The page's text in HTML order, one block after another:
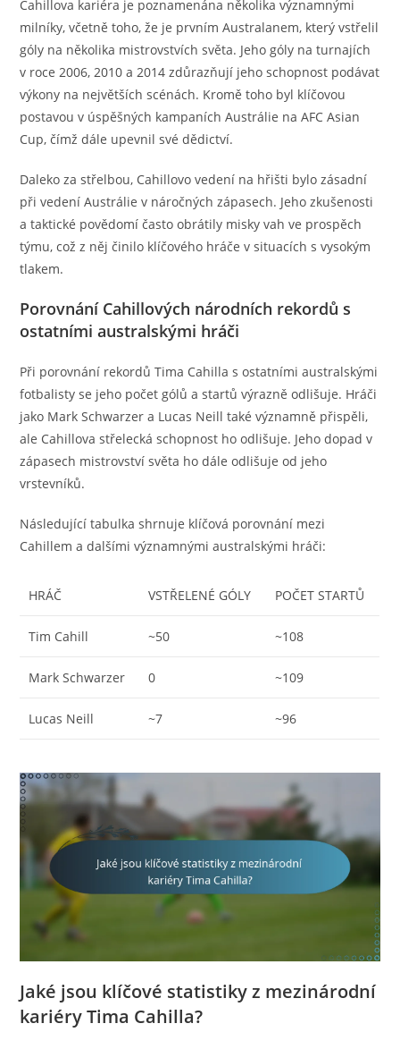
Cahillova kariéra je poznamenána několika významnými
milníky, včetně toho, že je prvním Australanem, který vstřelil
góly na několika mistrovstvích světa. Jeho góly na turnajích
v roce 2006, 2010 a 2014 zdůrazňují jeho schopnost podávat
výkony na největších scénách. Kromě toho byl klíčovou
postavou v úspěšných kampaních Austrálie na AFC Asian
Cup, čímž dále upevnil své dědictví.
Daleko za střelbou, Cahillovo vedení na hřišti bylo zásadní
při vedení Austrálie v náročných zápasech. Jeho zkušenosti
a taktické povědomí často obrátily misky vah ve prospěch
týmu, což z něj činilo klíčového hráče v situacích s vysokým
tlakem.
Porovnání Cahillových národních rekordů s
ostatními australskými hráči
Při porovnání rekordů Tima Cahilla s ostatními australskými
fotbalisty se jeho počet gólů a startů výrazně odlišuje. Hráči
jako Mark Schwarzer a Lucas Neill také významně přispěli,
ale Cahillova střelecká schopnost ho odlišuje. Jeho dopad v
zápasech mistrovství světa ho dále odlišuje od jeho
vrstevníků.
Následující tabulka shrnuje klíčová porovnání mezi
Cahillem a dalšími významnými australskými hráči:
HRÁČ VSTŘELENÉ GÓLY POČET STARTŮ
Tim Cahill ~50 ~108
Mark Schwarzer 0 ~109
Lucas Neill ~7 ~96
Jaké jsou klíčové statistiky z mezinárodní
kariéry Tima Cahilla?